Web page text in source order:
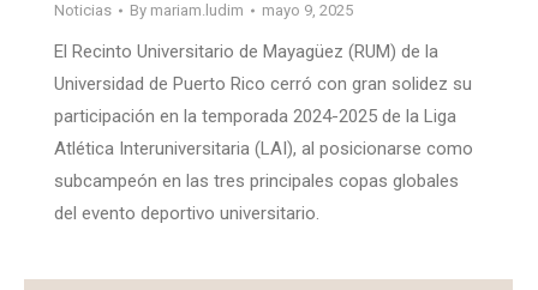
Noticias By mariam.ludim mayo 9, 2025
El Recinto Universitario de Mayagüez (RUM) de la
Universidad de Puerto Rico cerró con gran solidez su
participación en la temporada 2024-2025 de la Liga
Atlética Interuniversitaria (LAI), al posicionarse como
subcampeón en las tres principales copas globales
del evento deportivo universitario.